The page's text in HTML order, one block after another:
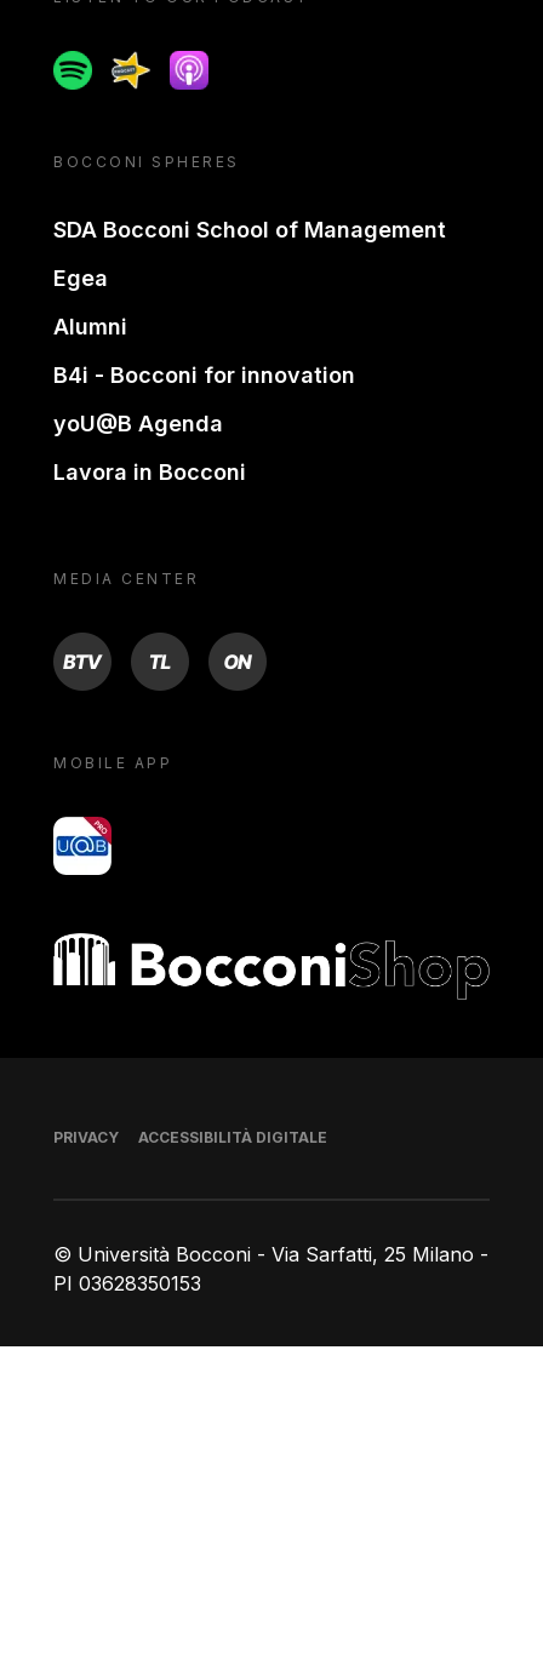
SpotifySpreakerApple podcast
BOCCONI SPHERES
SDA Bocconi School of Management
Egea
Alumni
B4i - Bocconi for innovation
yoU@B Agenda
Lavora in Bocconi
MEDIA CENTER
BTV TL ON
MOBILE APP
yoU@B
Bocconi shop
© Università Bocconi - Via Sarfatti, 25 Milano -
PI 03628350153
Piè di pagina
PRIVACY ACCESSIBILITÀ DIGITALE